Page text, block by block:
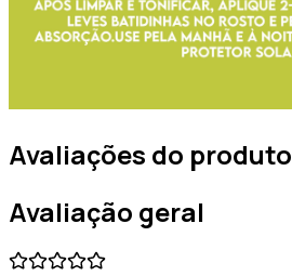
Avaliações do produto
Avaliação geral